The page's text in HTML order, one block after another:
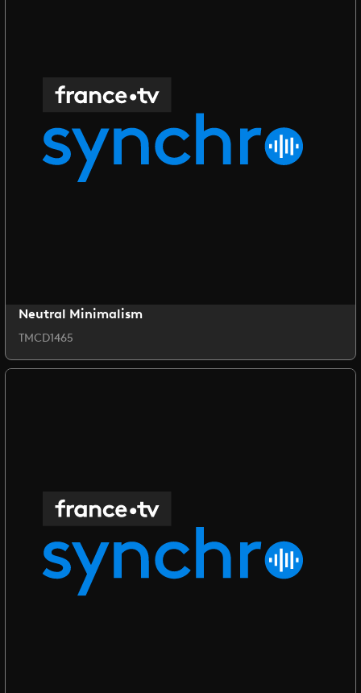
Neutral Minimalism
TMCD1465